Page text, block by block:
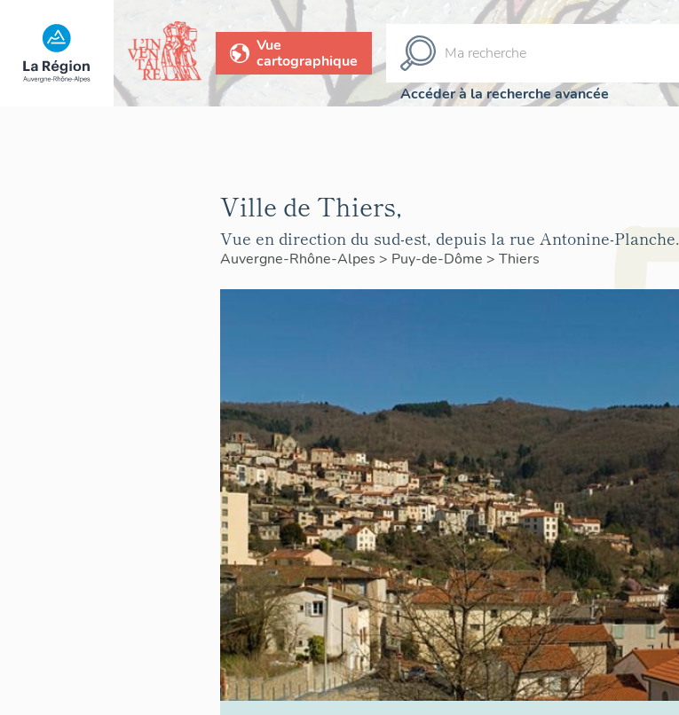
Vue
cartographique
Accéder à la recherche avancée
Ville de Thiers,
Vue en direction du sud-est, depuis la rue Antonine-Planche.
Auvergne-Rhône-Alpes > Puy-de-Dôme > Thiers